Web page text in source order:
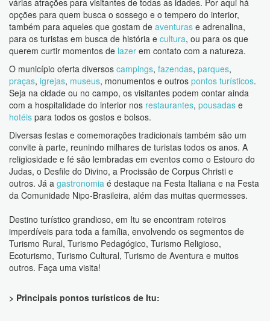
várias atrações para visitantes de todas as idades. Por aqui há
opções para quem busca o sossego e o tempero do interior,
também para aqueles que gostam de aventuras e adrenalina,
para os turistas em busca de história e cultura, ou para os que
querem curtir momentos de lazer em contato com a natureza.
O município oferta diversos campings, fazendas, parques,
praças, igrejas, museus, monumentos e outros pontos turísticos.
Seja na cidade ou no campo, os visitantes podem contar ainda
com a hospitalidade do interior nos restaurantes, pousadas e
hotéis para todos os gostos e bolsos.
Diversas festas e comemorações tradicionais também são um
convite à parte, reunindo milhares de turistas todos os anos. A
religiosidade e fé são lembradas em eventos como o Estouro do
Judas, o Desfile do Divino, a Procissão de Corpus Christi e
outros. Já a gastronomia é destaque na Festa Italiana e na Festa
da Comunidade Nipo-Brasileira, além das muitas quermesses.
Destino turístico grandioso, em Itu se encontram roteiros
imperdíveis para toda a família, envolvendo os segmentos de
Turismo Rural, Turismo Pedagógico, Turismo Religioso,
Ecoturismo, Turismo Cultural, Turismo de Aventura e muitos
outros. Faça uma visita!
> Principais pontos turísticos de Itu: